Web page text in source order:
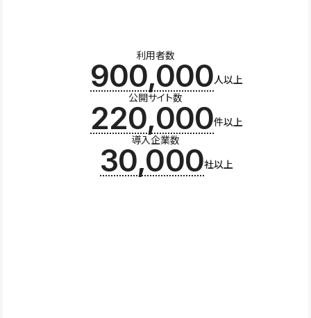
利用者数
900,000人以上
公開サイト数
220,000件以上
導入企業数
30,000社以上